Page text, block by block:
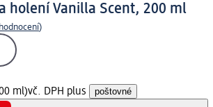
holení Vanilla Scent, 200 ml
)
ml)vč. DPH plus poštovné